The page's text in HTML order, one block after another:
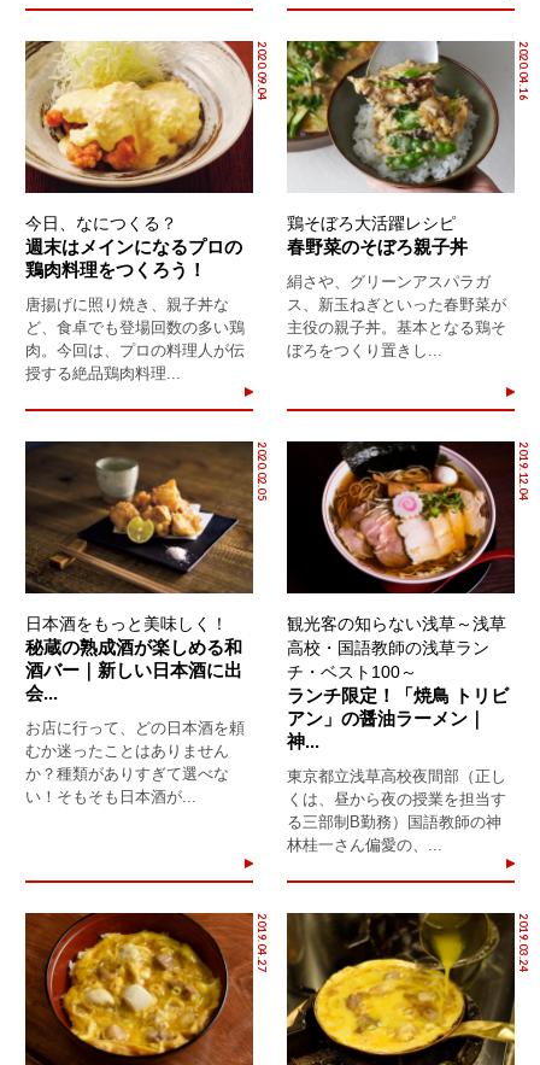
2020.09.04
今日、なにつくる？
週末はメインになるプロの
鶏肉料理をつくろう！
唐揚げに照り焼き、親子丼な
ど、食卓でも登場回数の多い鶏
肉。今回は、プロの料理人が伝
授する絶品鶏肉料理...
2020.04.16
鶏そぼろ大活躍レシピ
春野菜のそぼろ親子丼
絹さや、グリーンアスパラガ
ス、新玉ねぎといった春野菜が
主役の親子丼。基本となる鶏そ
ぼろをつくり置きし...
2020.02.05
日本酒をもっと美味しく！
秘蔵の熟成酒が楽しめる和
酒バー｜新しい日本酒に出
会...
お店に行って、どの日本酒を頼
むか迷ったことはありません
か？種類がありすぎて選べな
い！そもそも日本酒が...
2019.12.04
観光客の知らない浅草～浅草
高校・国語教師の浅草ラン
チ・ベスト100～
ランチ限定！「焼鳥 トリビ
アン」の醤油ラーメン｜
神...
東京都立浅草高校夜間部（正し
くは、昼から夜の授業を担当す
る三部制B勤務）国語教師の神
林桂一さん偏愛の、...
2019.04.27 2019.03.24